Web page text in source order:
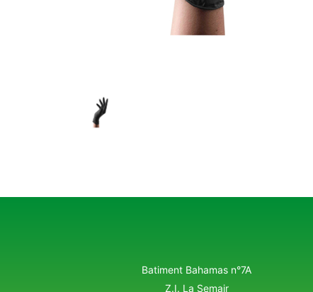
Batiment Bahamas n°7A
Z.I. La Semair